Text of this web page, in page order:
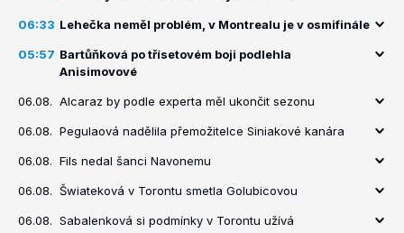
06:33 Lehečka neměl problém, v Montrealu je v osmifinále
05:57 Bartůňková po třísetovém boji podlehla
Anisimovové
06.08. Alcaraz by podle experta měl ukončit sezonu
06.08. Pegulaová nadělila přemožitelce Siniakové kanára
06.08. Fils nedal šanci Navonemu
06.08. Šwiateková v Torontu smetla Golubicovou
06.08. Sabalenková si podmínky v Torontu užívá